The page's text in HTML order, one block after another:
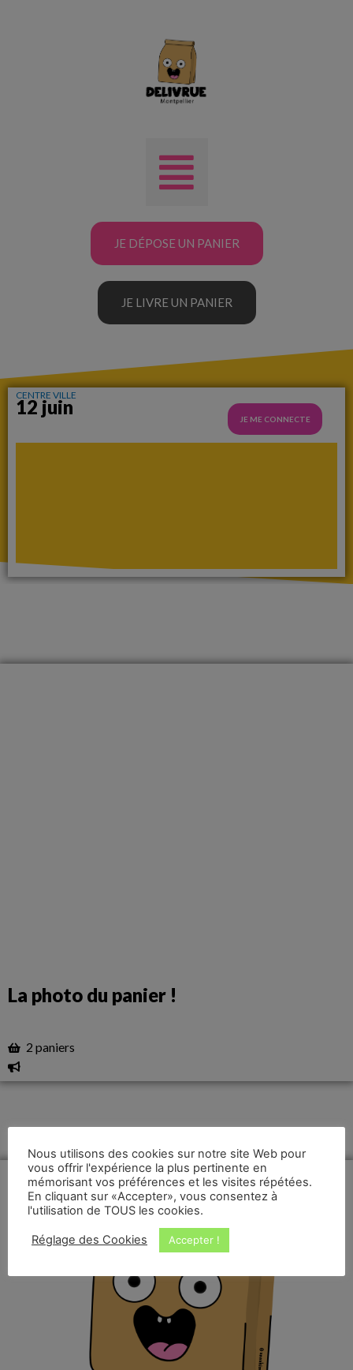
JE DÉPOSE UN PANIER
JE LIVRE UN PANIER
CENTRE VILLE
12 juin
JE ME CONNECTE
La photo du panier !
2 paniers
Nous utilisons des cookies sur notre site Web pour
vous offrir l'expérience la plus pertinente en
mémorisant vos préférences et les visites répétées.
En cliquant sur «Accepter», vous consentez à
l'utilisation de TOUS les cookies.
Réglage des Cookies Accepter !